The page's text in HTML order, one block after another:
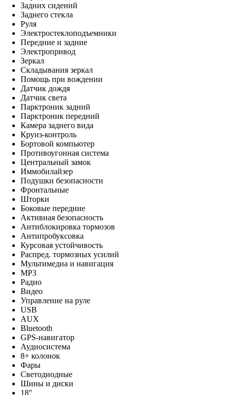
Задних сидений
Заднего стекла
Руля
Электростеклоподъемники
Передние и задние
Электропривод
Зеркал
Складывания зеркал
Помощь при вождении
Датчик дождя
Датчик света
Парктроник задний
Парктроник передний
Камера заднего вида
Круиз-контроль
Бортовой компьютер
Противоугонная система
Центральный замок
Иммобилайзер
Подушки безопасности
Фронтальные
Шторки
Боковые передние
Активная безопасность
Антиблокировка тормозов
Антипробуксовка
Курсовая устойчивость
Распред. тормозных усилий
Мультимедиа и навигация
MP3
Радио
Видео
Управление на руле
USB
AUX
Bluetooth
GPS-навигатор
Аудиосистема
8+ колонок
Фары
Светодиодные
Шины и диски
18"